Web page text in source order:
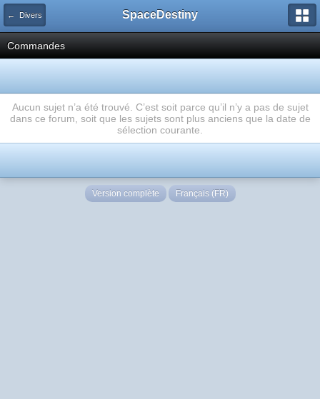
← Divers SpaceDestiny
Commandes
Aucun sujet n’a été trouvé. C’est soit parce qu’il n’y a pas de sujet
dans ce forum, soit que les sujets sont plus anciens que la date de
sélection courante.
Version complète Français (FR)